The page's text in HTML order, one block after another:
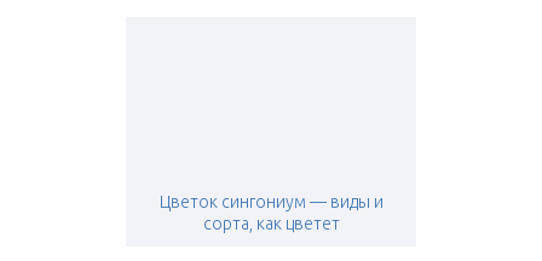
Цветок сингониум — виды и
сорта, как цветет